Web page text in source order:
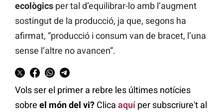
ecològics per tal d’equilibrar-lo amb l’augment
sostingut de la producció, ja que, segons ha
afirmat, “producció i consum van de bracet, l’una
sense l’altre no avancen”.
Vols ser el primer a rebre les últimes notícies
sobre el món del vi? Clica aquíper subscriure't al